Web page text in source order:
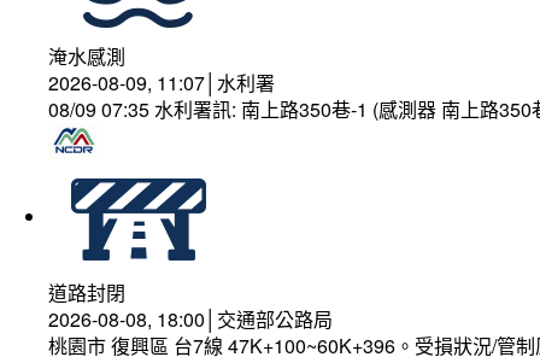
淹水感測
2026-08-09, 11:07│水利署
08/09 07:35 水利署訊: 南上路350巷-1 (感測器 南上路
道路封閉
2026-08-08, 18:00│交通部公路局
桃園市 復興區 台7線 47K+100~60K+396。受損狀況/管